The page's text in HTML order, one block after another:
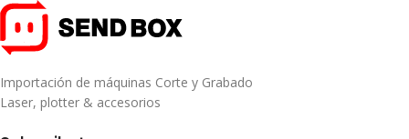
Importación de máquinas Corte y Grabado
Laser, plotter & accesorios